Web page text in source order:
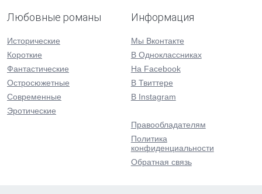
Любовные романы
Исторические
Короткие
Фантастические
Остросюжетные
Современные
Эротические
Информация
Мы Вконтакте
В Одноклассниках
На Facebook
В Твиттере
В Instagram
Правообладателям
Политика
конфиденциальности
Обратная связь